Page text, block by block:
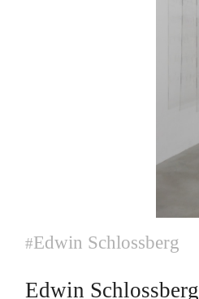
#Edwin Schlossberg
Edwin Schlossberg